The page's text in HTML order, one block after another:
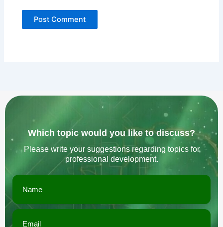
Which topic would you like to discuss?
Please write your suggestions regarding topics for
professional development.